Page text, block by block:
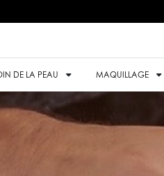
DE LA PEAU MAQUILLAGE